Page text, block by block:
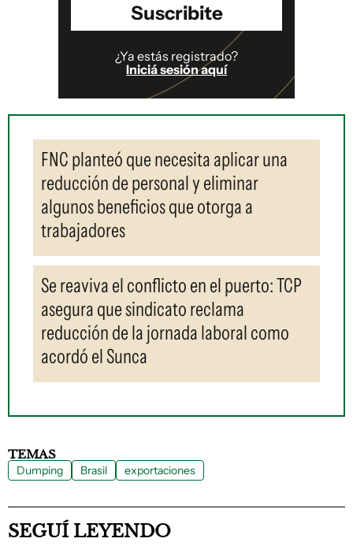
Suscribite
¿Ya estás registrado?
Iniciá sesión aquí
FNC planteó que necesita aplicar una
reducción de personal y eliminar
algunos beneficios que otorga a
trabajadores
Se reaviva el conflicto en el puerto: TCP
asegura que sindicato reclama
reducción de la jornada laboral como
acordó el Sunca
TEMAS
Dumping Brasil exportaciones
SEGUÍ LEYENDO